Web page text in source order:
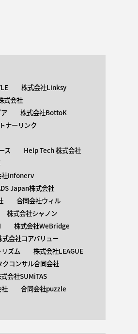
株式会社Linksy
式会社
株式会社BottoK
ナーリンク
ス
Help Tech 株式会社
社infonerv
Japan株式会社
合同会社ウィル
株式会社シャノン
株式会社WeBridge
式会社コアバリュー
ズム
株式会社LEAGUE
クコンサル合同会社
会社SUMiTAS
合同会社puzzle